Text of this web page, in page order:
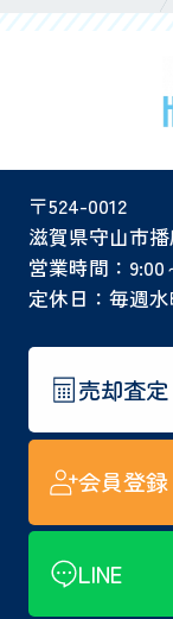
〒524-0012
滋賀県守山市
営業時間：9:00
定休日：毎週水
売却査定
会員登録
LINE